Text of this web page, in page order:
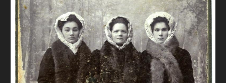
ОНЛАЙН-КРАМНИЦЯ
ПІДТРИМАТИ